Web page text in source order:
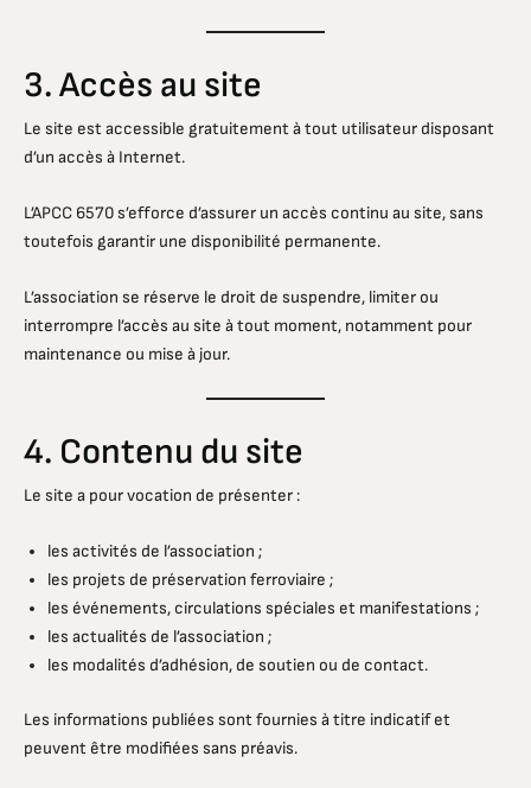
3. Accès au site
Le site est accessible gratuitement à tout utilisateur disposant
d’un accès à Internet.
L’APCC 6570 s’efforce d’assurer un accès continu au site, sans
toutefois garantir une disponibilité permanente.
L’association se réserve le droit de suspendre, limiter ou
interrompre l’accès au site à tout moment, notamment pour
maintenance ou mise à jour.
4. Contenu du site
Le site a pour vocation de présenter :
les activités de l’association ;
les projets de préservation ferroviaire ;
les événements, circulations spéciales et manifestations ;
les actualités de l’association ;
les modalités d’adhésion, de soutien ou de contact.
Les informations publiées sont fournies à titre indicatif et
peuvent être modifiées sans préavis.